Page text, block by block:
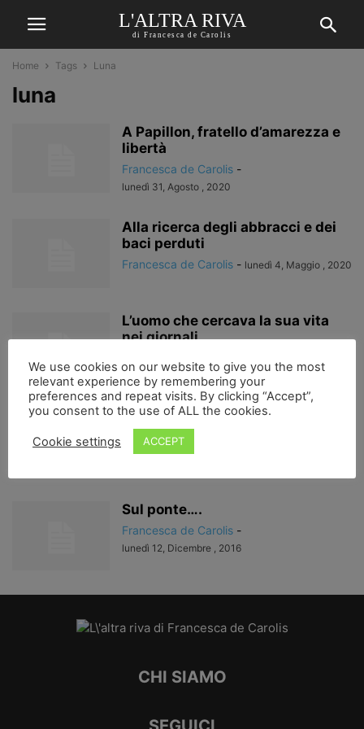
L'ALTRA RIVA
di Francesca de Carolis
Home Tags Luna
luna
A Papillon, fratello d’amarezza e
libertà
Francesca de Carolis -
lunedì 31, Agosto , 2020
Alla ricerca degli abbracci e dei
baci perduti
Francesca de Carolis - lunedì 4, Maggio , 2020
L’uomo che cercava la sua vita
nei giornali
lunedì 20, Gennaio , 2020
abbracciati alla luna…
Francesca de Carolis
lunedì 19, Febbraio , 2018
Sul ponte….
Francesca de Carolis -
lunedì 12, Dicembre , 2016
CHI SIAMO
We use cookies on our website to give you the most
relevant experience by remembering your
preferences and repeat visits. By clicking “Accept”,
you consent to the use of ALL the cookies.
Cookie settings ACCEPT